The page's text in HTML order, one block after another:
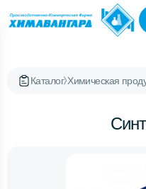
Каталог Химическая